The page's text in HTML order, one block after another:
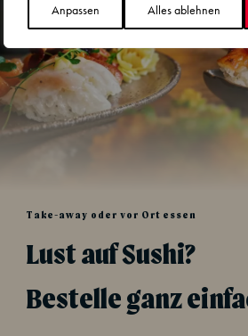
Anpassen Alles ablehnen
Take-away oder vor Ort essen
Lust auf Sushi?
Bestelle ganz